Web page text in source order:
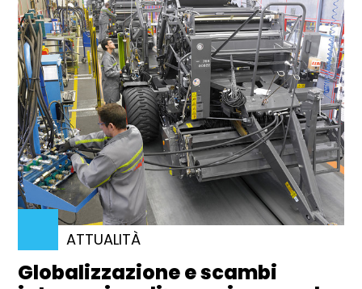
ATTUALITÀ
Globalizzazione e scambi